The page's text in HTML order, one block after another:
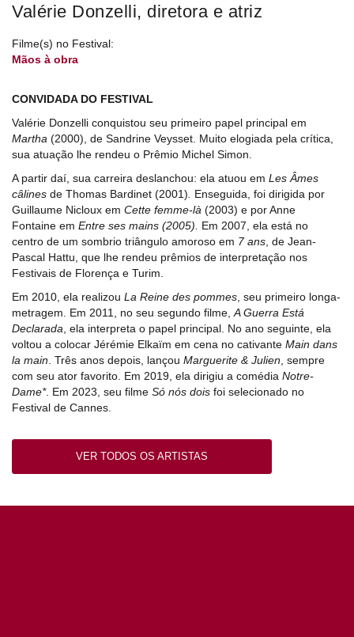
Valérie Donzelli, diretora e atriz
Filme(s) no Festival:
Mãos à obra
CONVIDADA DO FESTIVAL
Valérie Donzelli conquistou seu primeiro papel principal em
Martha (2000), de Sandrine Veysset. Muito elogiada pela crítica,
sua atuação lhe rendeu o Prêmio Michel Simon.
A partir daí, sua carreira deslanchou: ela atuou em Les Âmes
câlines de Thomas Bardinet (2001)
Enseguida, foi dirigida por
Guillaume Nicloux em Cette femme-là (2003) e por Anne
Fontaine em Entre ses mains (2005).
Em 2007, ela está no
centro de um sombrio triângulo amoroso em 7 ans , de Jean-
Pascal Hattu, que lhe rendeu prêmios de interpretação nos
Festivais de Florença e Turim.
Em 2010, ela realizou La Reine des pommes , seu primeiro longa-
metragem. Em 2011, no seu segundo filme, A Guerra Está
Declarada , ela interpreta o papel principal. No ano seguinte, ela
voltou a colocar Jérémie Elkaïm em cena no cativante Main dans
la main . Três anos depois, lançou Marguerite & Julien , sempre
com seu ator favorito. Em 2019, ela dirigiu a comédia Notre-
Dame*. Em 2023, seu filme Só nós dois foi selecionado no
Festival de Cannes.
VER TODOS OS ARTISTAS